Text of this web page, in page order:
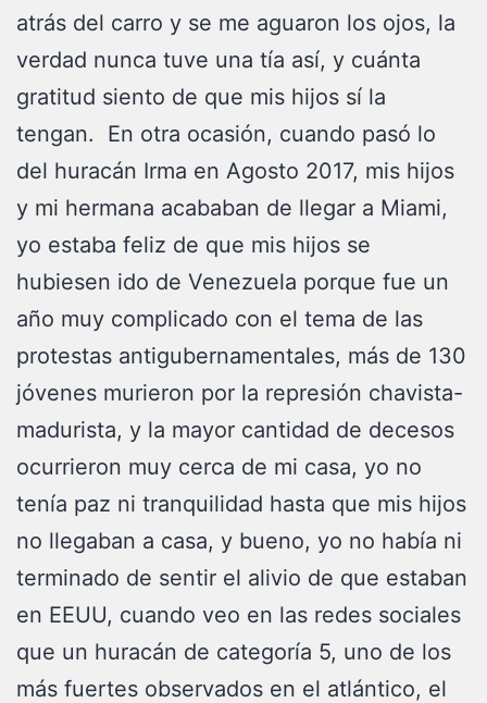
atrás del carro y se me aguaron los ojos, la
verdad nunca tuve una tía así, y cuánta
gratitud siento de que mis hijos sí la
tengan. En otra ocasión, cuando pasó lo
del huracán Irma en Agosto 2017, mis hijos
y mi hermana acababan de llegar a Miami,
yo estaba feliz de que mis hijos se
hubiesen ido de Venezuela porque fue un
año muy complicado con el tema de las
protestas antigubernamentales, más de 130
jóvenes murieron por la represión chavista-
madurista, y la mayor cantidad de decesos
ocurrieron muy cerca de mi casa, yo no
tenía paz ni tranquilidad hasta que mis hijos
no llegaban a casa, y bueno, yo no había ni
terminado de sentir el alivio de que estaban
en EEUU, cuando veo en las redes sociales
que un huracán de categoría 5, uno de los
más fuertes observados en el atlántico, el